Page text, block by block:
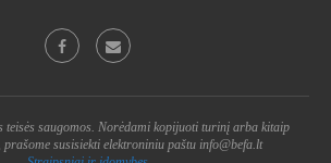
teisės saugomos. Norėdami kopijuoti turinį arba kitaip
susisiekti elektroniniu paštu info@befa.lt